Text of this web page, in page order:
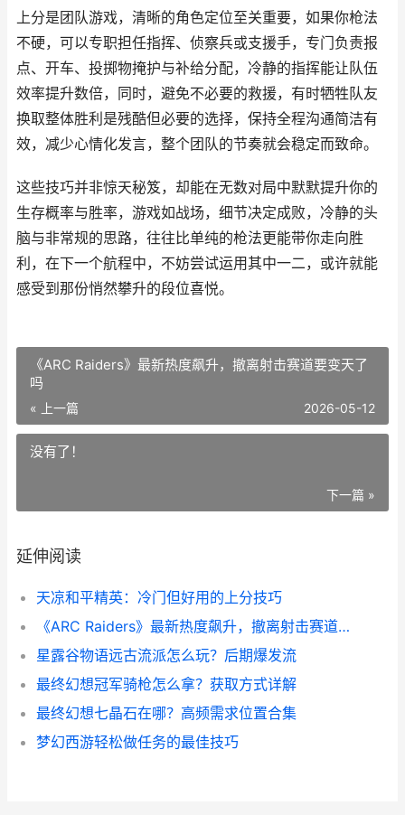
上分是团队游戏，清晰的角色定位至关重要，如果你枪法
不硬，可以专职担任指挥、侦察兵或支援手，专门负责报
点、开车、投掷物掩护与补给分配，冷静的指挥能让队伍
效率提升数倍，同时，避免不必要的救援，有时牺牲队友
换取整体胜利是残酷但必要的选择，保持全程沟通简洁有
效，减少心情化发言，整个团队的节奏就会稳定而致命。
这些技巧并非惊天秘笈，却能在无数对局中默默提升你的
生存概率与胜率，游戏如战场，细节决定成败，冷静的头
脑与非常规的思路，往往比单纯的枪法更能带你走向胜
利，在下一个航程中，不妨尝试运用其中一二，或许就能
感受到那份悄然攀升的段位喜悦。
《ARC Raiders》最新热度飙升，撤离射击赛道要变天了
吗
« 上一篇 2026-05-12
没有了！
下一篇 »
延伸阅读
天凉和平精英：冷门但好用的上分技巧
《ARC Raiders》最新热度飙升，撤离射击赛道要变天了吗
星露谷物语远古流派怎么玩？后期爆发流
最终幻想冠军骑枪怎么拿？获取方式详解
最终幻想七晶石在哪？高频需求位置合集
梦幻西游轻松做任务的最佳技巧